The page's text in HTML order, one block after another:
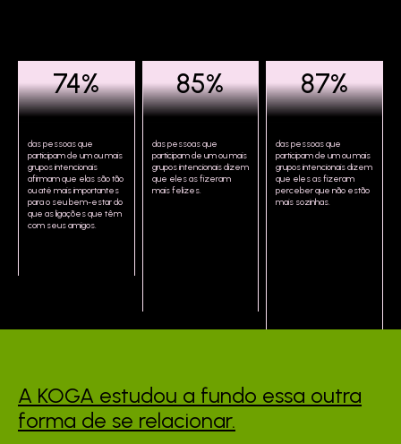
74%
das pessoas que
participam de um ou mais
grupos intencionais
afirmam que elas são tão
ou até mais importantes
para o seu bem-estar do
que as ligações que têm
com seus amigos.
85%
das pessoas que
participam de um ou mais
grupos intencionais dizem
que eles as fizeram
mais felizes.
87%
das pessoas que
participam de um ou mais
grupos intencionais dizem
que eles as fizeram
perceber que não estão
mais sozinhas.
A KOGA estudou a fundo essa outra
forma de se relacionar.